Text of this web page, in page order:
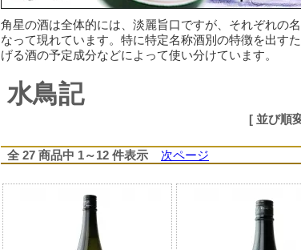
角星の酒は全体的には、淡麗旨口ですが、それぞれの
なって現れています。特に特定名称酒別の特徴を出す
げる酒の予定成分などによって使い分けています。
水鳥記
[ 並び順
全 27 商品中 1～12 件表示 次ページ